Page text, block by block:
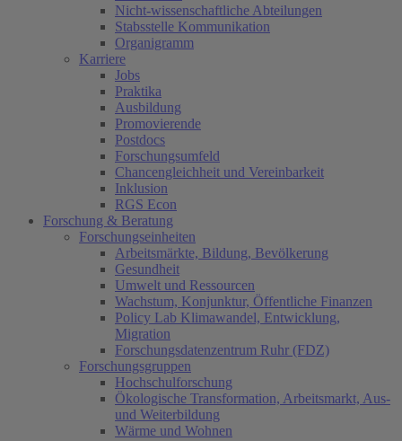
Nicht-wissenschaftliche Abteilungen
Stabsstelle Kommunikation
Organigramm
Karriere
Jobs
Praktika
Ausbildung
Promovierende
Postdocs
Forschungsumfeld
Chancengleichheit und Vereinbarkeit
Inklusion
RGS Econ
Forschung & Beratung
Forschungseinheiten
Arbeitsmärkte, Bildung, Bevölkerung
Gesundheit
Umwelt und Ressourcen
Wachstum, Konjunktur, Öffentliche Finanzen
Policy Lab Klimawandel, Entwicklung,
Migration
Forschungsdatenzentrum Ruhr (FDZ)
Forschungsgruppen
Hochschulforschung
Ökologische Transformation, Arbeitsmarkt, Aus-
und Weiterbildung
Wärme und Wohnen